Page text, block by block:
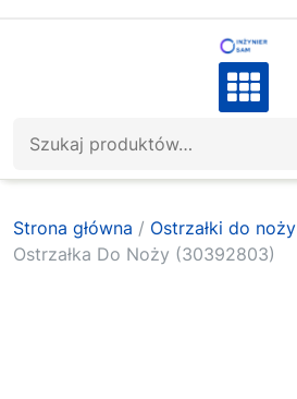
Strona główna / Ostrzałki do noży
Ostrzałka Do Noży (30392803)